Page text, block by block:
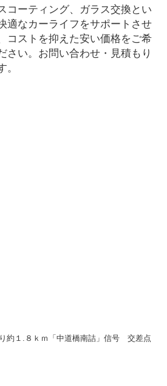
コーティング、ガラス交換とい
適なカーライフをサポートさせ
コストを抑えた安い価格をご希
さい。お問い合わせ・見積もり
約１.８ｋｍ「中道橋南詰」信号 交差点